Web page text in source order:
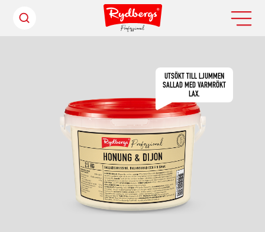
UTSÖKT TILL LJUMMEN
SALLAD MED VARMRÖKT
LAX.